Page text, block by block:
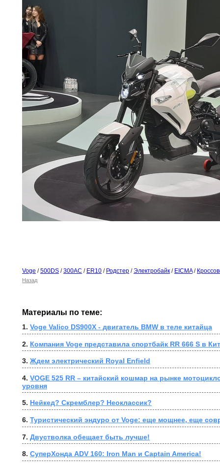
Voge /500DS /300АС / ER10 / Родстер /Электробайк / EICMA/
Назад
Материалы по теме:
1. Voge Valico DS900X - двигатель BMW в теле китайца
2. Компания Voge представила спортбайк RR 666 S в
3. Ждем электрический Royal Enfield
4. VOGE 525 RR – китайский кошмар на рынке
уровня
5. Нейкед? Скремблер? Неоклассик?
6. Туристический эндуро от Voge: еще мощнее, еще
7. Двустволка обещает быть лучше!
8. СуперХонда ADV 160: Iron Man и Captain America!